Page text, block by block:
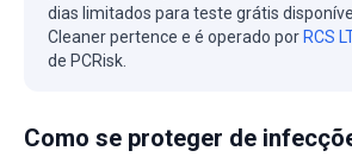
dias limitados para teste grátis
Cleaner pertence e é operado porRCS
de PCRisk.
Como se proteger de